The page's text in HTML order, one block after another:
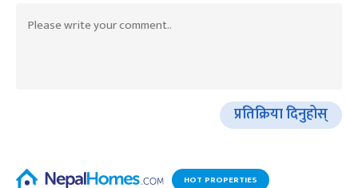
प्रतिक्रिया दिनुहोस्
HOT PROPERTIES